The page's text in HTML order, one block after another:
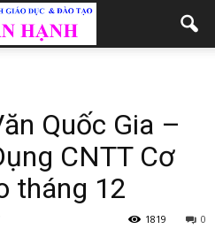
Quốc Gia –
CNTT Cơ
tháng 12
0
1819